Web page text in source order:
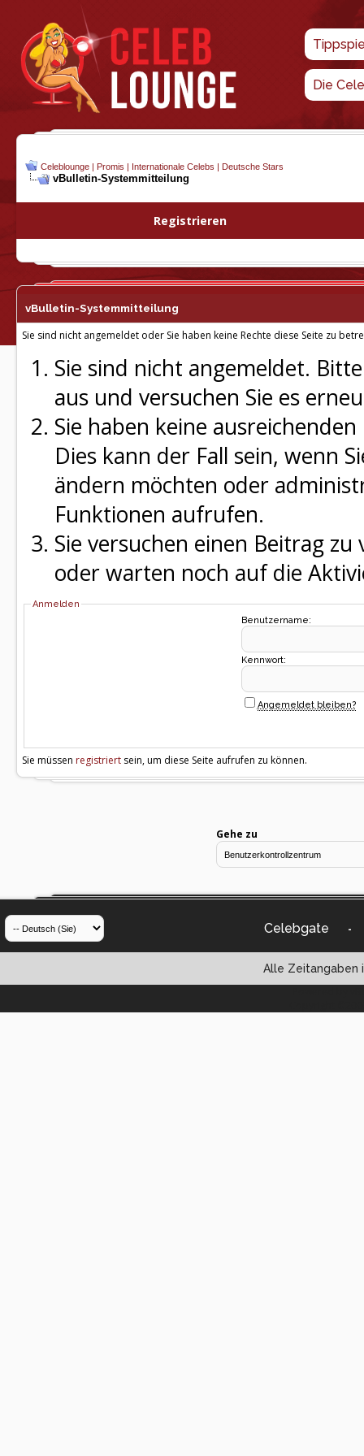
Die
Celeblounge | Promis | Internationale Celebs | Deutsche Stars
vBulletin-Systemmitteilung
Registrieren
vBulletin-Systemmitteilung
Sie sind nicht angemeldet oder Sie haben keine Rechte diese Seite zu
Sie sind nicht angemeldet.
aus und versuchen Sie es
Sie haben keine
Dies kann der Fall sein, wenn
ändern möchten oder
Funktionen aufrufen.
Sie versuchen einen Beitrag
oder warten noch auf die
Anmelden
Benutzername:
Kennwort:
Angemeldet bleiben?
Sie müssen registriert sein, um diese Seite aufrufen zu können.
Gehe zu
Celebgate -
Alle Zeitangaben